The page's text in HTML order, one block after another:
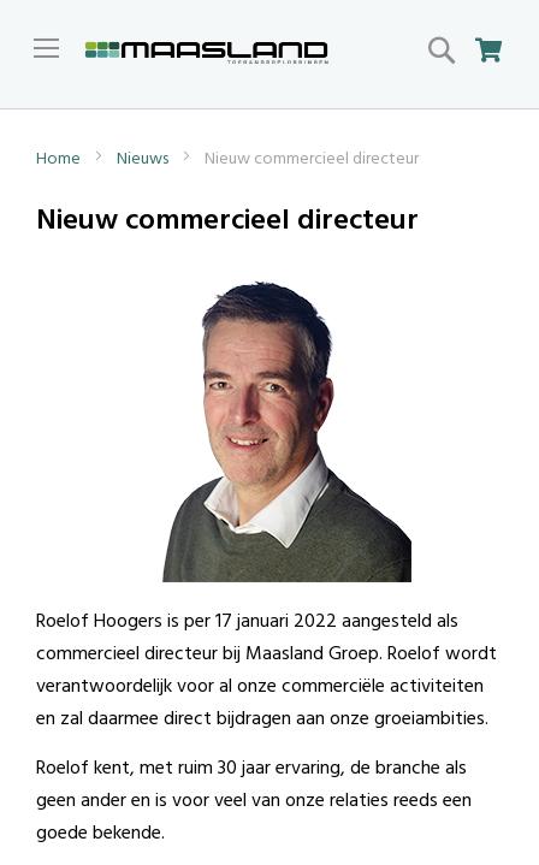
Search
Home Nieuws Nieuw commercieel directeur
Nieuw commercieel directeur
Roelof Hoogers is per 17 januari 2022 aangesteld als
commercieel directeur bij Maasland Groep. Roelof wordt
verantwoordelijk voor al onze commerciële activiteiten
en zal daarmee direct bijdragen aan onze groeiambities.
Roelof kent, met ruim 30 jaar ervaring, de branche als
geen ander en is voor veel van onze relaties reeds een
goede bekende.